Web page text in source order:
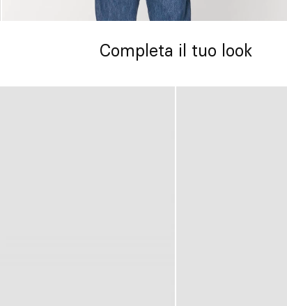
Completa il tuo look